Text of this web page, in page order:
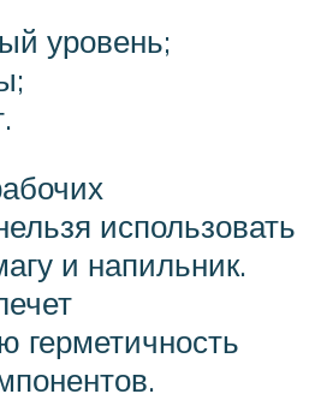
уровень;
использовать
и напильник.
герметичность